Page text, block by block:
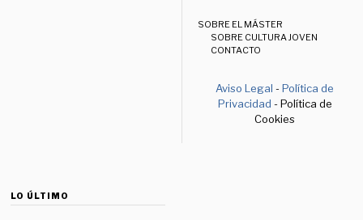
SOBRE EL MÁSTER
SOBRE CULTURA JOVEN
CONTACTO
Aviso Legal -Política de
Privacidad - Política de
Cookies
LO ÚLTIMO